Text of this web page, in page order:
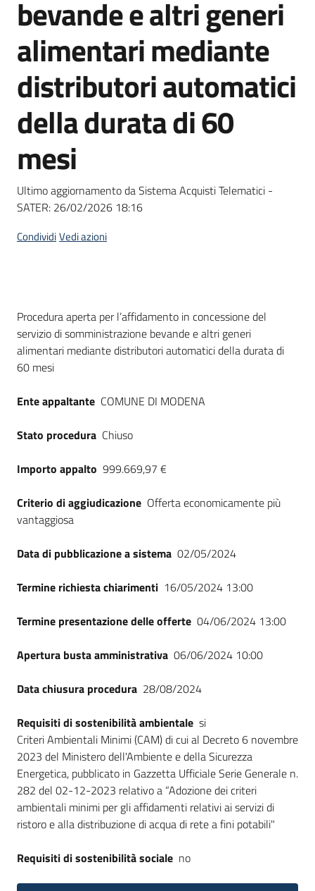
English
site
Seguici
su
bevande e altri generi
alimentari mediante
distributori automatici
della durata di 60
mesi
Ultimo aggiornamento da Sistema Acquisti Telematici -
SATER: 26/02/2026 18:16
CondividiVedi azioni
Dati del bando
Procedura aperta per l’affidamento in concessione del
servizio di somministrazione bevande e altri generi
alimentari mediante distributori automatici della durata di
60 mesi
Ente appaltante COMUNE DI MODENA
Stato procedura Chiuso
Importo appalto 999.669,97 €
Criterio di aggiudicazione Offerta economicamente più
vantaggiosa
Data di pubblicazione a sistema 02/05/2024
Termine richiesta chiarimenti 16/05/2024 13:00
Termine presentazione delle offerte 04/06/2024 13:00
Apertura busta amministrativa 06/06/2024 10:00
Data chiusura procedura 28/08/2024
Requisiti di sostenibilità ambientale si
Criteri Ambientali Minimi (CAM) di cui al Decreto 6 novembre
2023 del Ministero dell'Ambiente e della Sicurezza
Energetica, pubblicato in Gazzetta Ufficiale Serie Generale n.
282 del 02-12-2023 relativo a “Adozione dei criteri
ambientali minimi per gli affidamenti relativi ai servizi di
ristoro e alla distribuzione di acqua di rete a fini potabili"
Requisiti di sostenibilità sociale no